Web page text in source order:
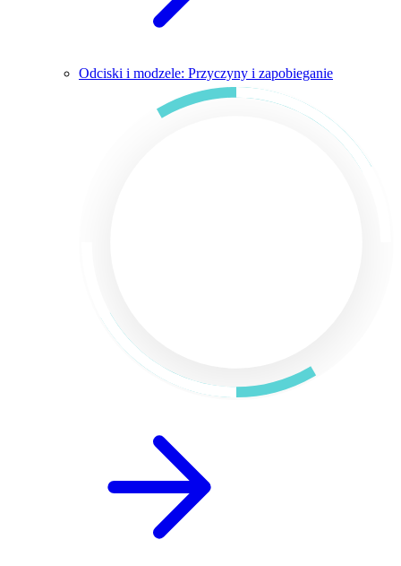
Odciski i modzele: Przyczyny i zapobieganie